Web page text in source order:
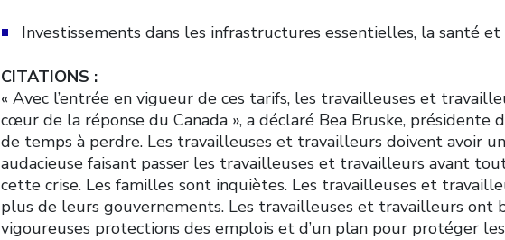
Investissements dans les infrastructures essentielles, la santé et
CITATIONS :
« Avec l’entrée en vigueur de ces tarifs, les travailleuses et
cœur de la réponse du Canada », a déclaré Bea Bruske, présidente
de temps à perdre. Les travailleuses et travailleurs doivent avoir
audacieuse faisant passer les travailleuses et travailleurs avant
cette crise. Les familles sont inquiètes. Les travailleuses et
plus de leurs gouvernements. Les travailleuses et travailleurs ont
vigoureuses protections des emplois et d’un plan pour protéger